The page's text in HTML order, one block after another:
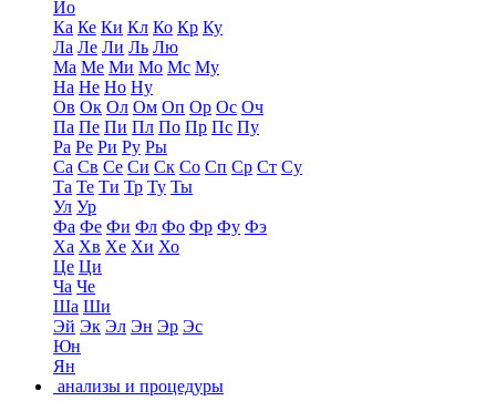
Йо
Ка Ке Ки Кл Ко Кр Ку
Ла Ле Ли Ль Лю
Ма Ме Ми Мо Мс Му
На Не Но Ну
Ов Ок Ол Ом Оп Ор Ос Оч
Па Пе Пи Пл По Пр Пс Пу
Ра Ре Ри Ру Ры
Са Св Се Си Ск Со Сп Ср Ст Су
Та Те Ти Тр Ту Ты
Ул Ур
Фа Фе Фи Фл Фо Фр Фу Фэ
Ха Хв Хе Хи Хо
Це Ци
Ча Че
Ша Ши
Эй Эк Эл Эн Эр Эс
Юн
Ян
анализы и процедуры